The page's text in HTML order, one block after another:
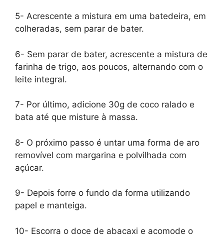
5- Acrescente a mistura em uma batedeira, em
colheradas, sem parar de bater.
6- Sem parar de bater, acrescente a mistura de
farinha de trigo, aos poucos, alternando com o
leite integral.
7- Por último, adicione 30g de coco ralado e
bata até que misture à massa.
8- O próximo passo é untar uma forma de aro
removível com margarina e polvilhada com
açúcar.
9- Depois forre o fundo da forma utilizando
papel e manteiga.
10- Escorra o doce de abacaxi e acomode o